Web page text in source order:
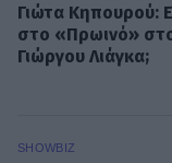
Γιώτα Κηπουρού:
στο «Πρωινό»
Γιώργου Λιάγκα;
SHOWBIZ